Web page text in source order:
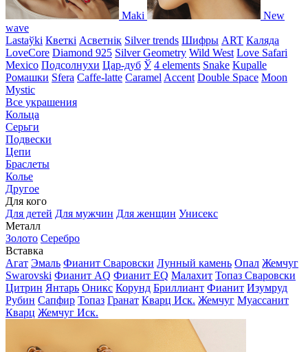
Maki
New
wave
Lastaўki Кветкі Асветнiк Silver trends Шифры ART Каляда
LoveCore Diamond 925 Silver Geometry Wild West Love Safari
Mexico Подсолнухи Цар-дуб Ў 4 elements Snake Kupalle
Ромашки Sfera Caffe-latte Caramel Accent Double Space Moon
Mystic
Все украшения
Кольца
Серьги
Подвески
Цепи
Браслеты
Колье
Другое
Для кого
Для детей Для мужчин Для женщин Унисекс
Металл
Золото Серебро
Вставка
Агат Эмаль Фианит Сваровски Лунный камень Опал Жемчуг
Swarovski Фианит AQ Фианит EQ Малахит Топаз Сваровски
Цитрин Янтарь Оникс Корунд Бриллиант Фианит Изумруд
Рубин Сапфир Топаз Гранат Кварц Иск. Жемчуг Муассанит
Кварц Жемчуг Иск.